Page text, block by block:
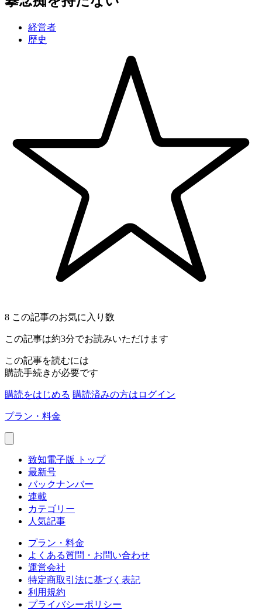
経営者
歴史
8 この記事のお気に入り数
この記事は約3分でお読みいただけます
この記事を読むには
購読手続きが必要です
購読をはじめる 購読済みの方はログイン
プラン・料金
致知電子版 トップ
最新号
バックナンバー
連載
カテゴリー
人気記事
プラン・料金
よくある質問・お問い合わせ
運営会社
特定商取引法に基づく表記
利用規約
プライバシーポリシー